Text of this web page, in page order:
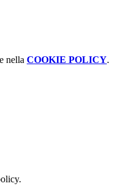
nella COOKIE POLICY.